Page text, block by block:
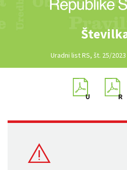
Uradni list RS, št. 25/